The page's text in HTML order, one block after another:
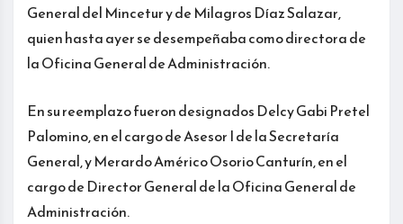
General del Mincetur y de Milagros Díaz Salazar,
quien hasta ayer se desempeñaba como directora de
la Oficina General de Administración.
En su reemplazo fueron designados Delcy Gabi Pretel
Palomino, en el cargo de Asesor I de la Secretaría
General, y Merardo Américo Osorio Canturín, en el
cargo de Director General de la Oficina General de
Administración.